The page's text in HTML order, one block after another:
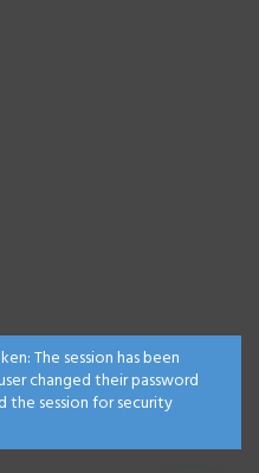
The session has been
changed their password
the session for security